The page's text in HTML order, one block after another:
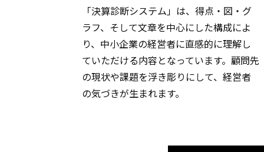
「決算診断システム」は、得点・図・グ
ラフ、そして文章を中心にした構成によ
り、中小企業の経営者に直感的に理解し
ていただける内容となっています。顧問先
の現状や課題を浮き彫りにして、経営者
の気づきが生まれます。